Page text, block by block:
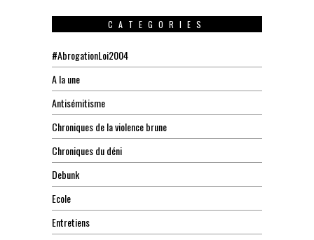
CATEGORIES
#AbrogationLoi2004
A la une
Antisémitisme
Chroniques de la violence brune
Chroniques du déni
Debunk
Ecole
Entretiens